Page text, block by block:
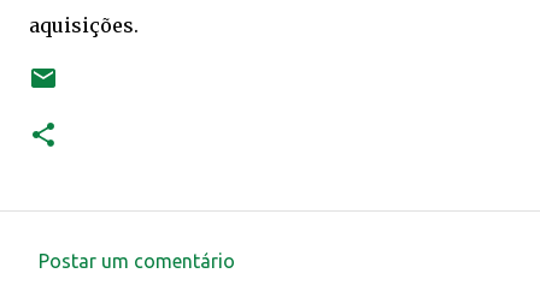
aquisições.
Postar um comentário